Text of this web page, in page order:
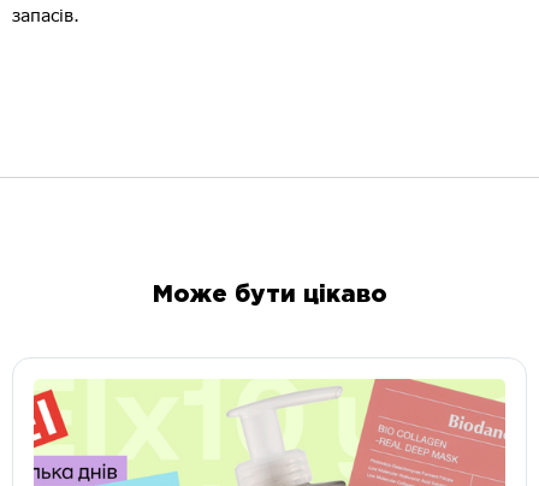
запасів.
Може бути цікаво